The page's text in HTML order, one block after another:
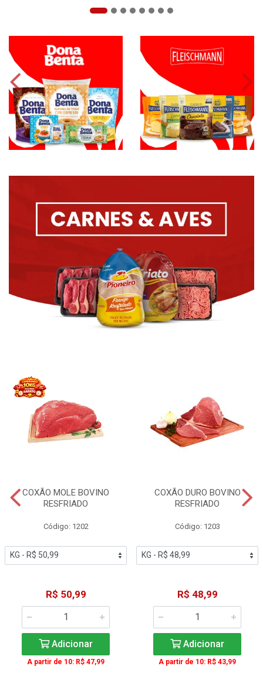
COXÃO MOLE BOVINO
RESFRIADO
Código: 1202
R$ 50,99
Adicionar
A partir de 10: R$ 47,99
COXÃO DURO BOVINO
RESFRIADO
Código: 1203
R$ 48,99
Adicionar
A partir de 10: R$ 43,99